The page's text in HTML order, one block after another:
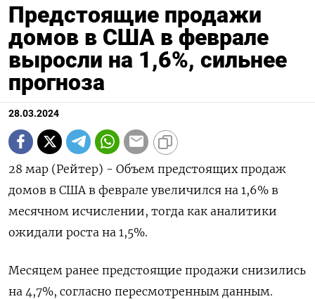
Предстоящие продажи
домов в США в феврале
выросли на 1,6%, сильнее
прогноза
28.03.2024
28 мар (Рейтер) - Объем предстоящих продаж
домов в США в феврале увеличился на 1,6% в
месячном исчислении, тогда как аналитики
ожидали роста на 1,5%.
Месяцем ранее предстоящие продажи снизились
на 4,7%, согласно пересмотренным данным.